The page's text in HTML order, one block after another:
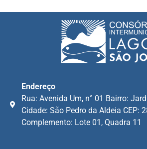
Endereço
Rua: Avenida Um, n° 01 Bairro:
Cidade: São Pedro da Aldeia CEP:
Complemento: Lote 01, Quadra 11